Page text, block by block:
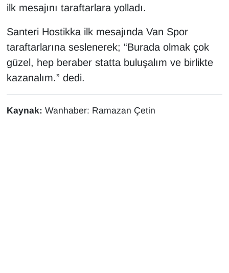
ilk mesajını taraftarlara yolladı.
Santeri Hostikka ilk mesajında Van Spor
taraftarlarına seslenerek; “Burada olmak çok
güzel, hep beraber statta buluşalım ve birlikte
kazanalım.” dedi.
Kaynak: Wanhaber: Ramazan Çetin
Seri İlan
Sinema - TV
SİYASET
SPOR
TEBRİK